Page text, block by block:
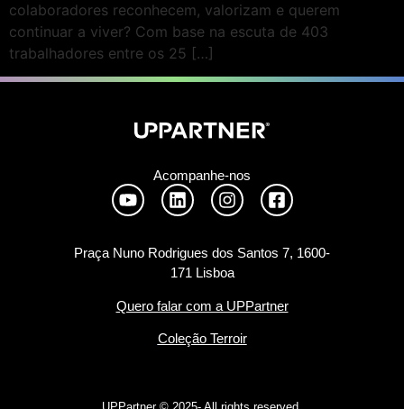
colaboradores reconhecem, valorizam e querem
continuar a viver? Com base na escuta de 403
trabalhadores entre os 25 […]
Acompanhe-nos
Praça Nuno Rodrigues dos Santos 7, 1600-
171 Lisboa
Quero falar com a UPPartner
Coleção Terroir